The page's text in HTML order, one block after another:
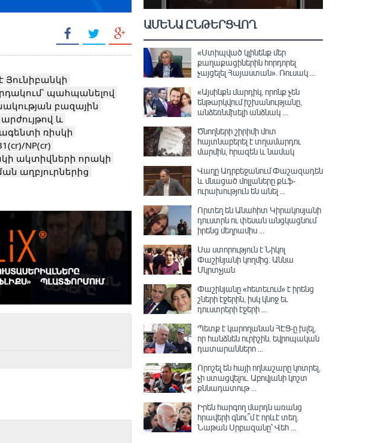
պահպանելով
բազային
և
ռիսկի
NP(cr)
ակտիվների որակի
աղբյուրներից
ԱՄԵՆԱ ԸՆԹԵՐՑՎՈՂ
«Ստիպված կլինենք մեր
քաղաքացիներին հորդորել
չայցելել Հայաստան»․ Ռուսակ ...
«Այսինքն մարդիկ, որոնք չեն
ենթարկվում իշխանությանը,
անձեռնմխելի անձնակ ...
Ծնողների շիրիմի մոտ
հայտնաբերել է տղամարդու
մարմին, հրազեն և նամակ
Վաղը Ադրբեջանում Փաշազադեն
և մնացած մոլլաները քևֆ-
ուրախություն են անել ...
Որտեղ են Անահիտ Կիրակոսյանի
դուստրն ու փեսան անցկացնում
իրենց մեղրամիս ...
Սա ստորություն է Նիկոլ
Փաշինյանի կողմից․ Աննա
Մկրտչյան
Փաշինյանը «հետեւում» է իրենց
շների էջերին, իսկ կնոջ եւ
դուստրերի էջերի ...
Պետք է կարողանան ՀԷՑ-ը խլել,
որ հանձնեն ուրիշին. եվրոպական
դատարաններո ...
Որոշել են հայի ողնաշարը կոտրել,
չի ստացվելու․ Աբովյանի կոշտ
քննադատութ ...
Իրեն հարգող մարդն առանց
հրավերի գնու՞մ է որևէ տեղ.
Նաթան Սրբազանը՝ Վեհ ...